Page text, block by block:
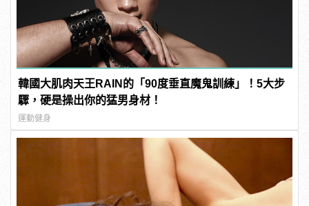
韓國大肌肉天王RAIN的「90度垂直魔鬼訓練」！5大步
驟，硬是操出你的猛男身材！
運動健身